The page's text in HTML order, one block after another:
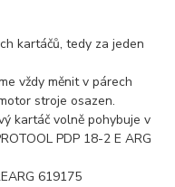
kartáčů, tedy za jeden
vždy měnit v párech
stroje osazen.
kartáč volně pohybuje v
PDP 18-2 E ARG
619175